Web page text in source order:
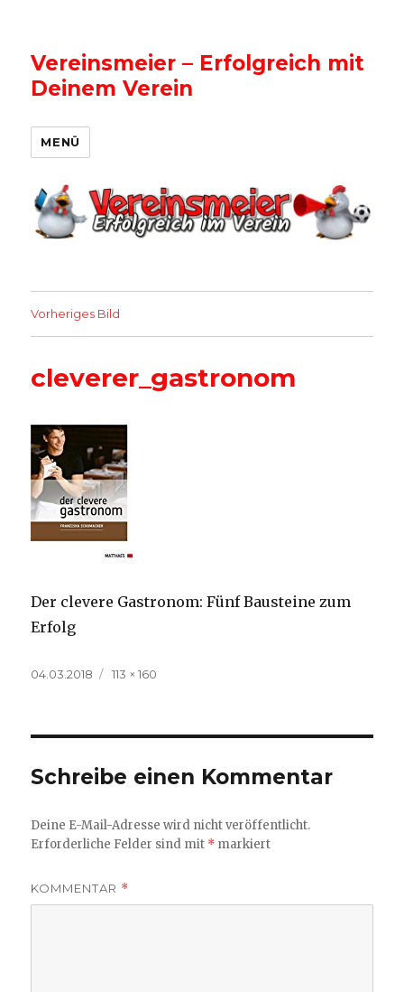
Vereinsmeier – Erfolgreich mit
Deinem Verein
MENÜ
Vorheriges Bild
cleverer_gastronom
Der clevere Gastronom: Fünf Bausteine zum
Erfolg
Veröffentlicht
04.03.2018
Volle
113 × 160
Schreibe einen Kommentar
Deine E-Mail-Adresse wird nicht veröffentlicht.
Erforderliche Felder sind mit * markiert
KOMMENTAR *